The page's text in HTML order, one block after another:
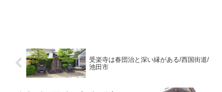
受楽寺は春団治と深い縁がある/西国街道/
池田市